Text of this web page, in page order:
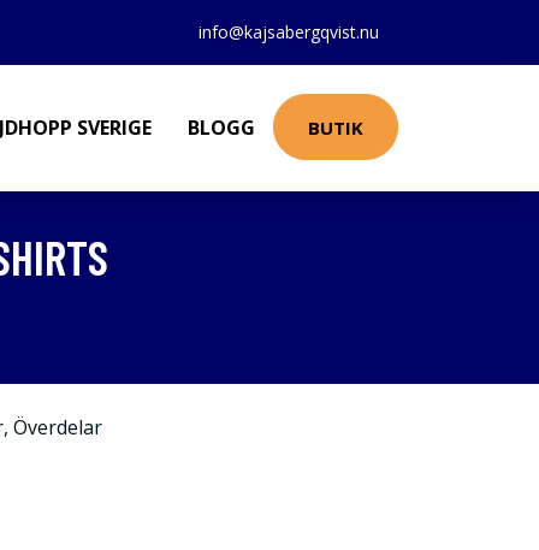
info@kajsabergqvist.nu
SVERIGE BLOGG BUTIK
, Överdelar